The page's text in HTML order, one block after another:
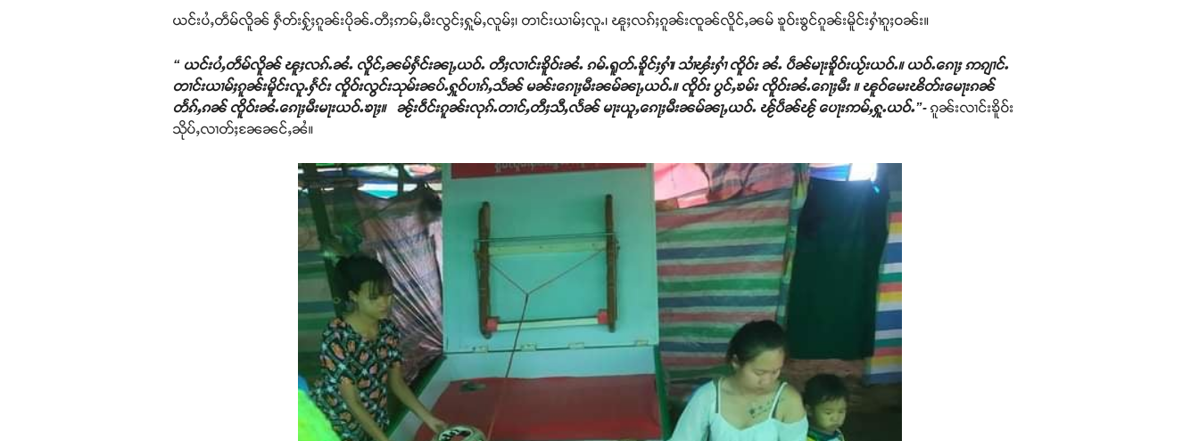
ယင်းပႆႇတဵမ်လိူၼ် ႁဵတ်းႁႂ်ႈၵူၼ်းပိုၼ်ႉတီႈဢမ်ႇမီးလွင်ႈႁူမ်ႇလူမ်ႈ၊ တၢင်းယၢမ်ႈလူႉ၊ ၽူႈလၵ်ႈၵူၼ်းၸူၼ်လိူင်ႇၼမ် ၶူဝ်းၶွင်ၵူၼ်းမိူင်းႁၢႆၵူႈဝၼ်း။
“ ယင်းပႆႇတဵမ်လိူၼ် ၽူႈလၵ်ႉၼႆႉ လိူင်ႇၼမ်ႁႅင်းၼႃႇယဝ်ႉ တီႈလၢင်းၶိူဝ်းၼႆႉ ၵမ်ႉရူတ်ႉၶိူင်ႈႁၢႆ၊ သၢႆၾႆးႁၢႆ ၸိူဝ်း ၼႆႉ ပဵၼ်မႃးၶိူဝ်းယႂ်းယဝ်ႉ။ ယဝ်ႉၵေႃႈ ဢၵျၢင်ႉ
တၢင်းယၢမ်ႈၵူၼ်းမိူင်းလူႉႁႅင်း ၸိူဝ်းလွင်းသုမ်းၼပ်ႉႁူဝ်ပၢၵ်ႇသႅၼ် မၼ်းၵေႃႈမီးၼမ်ၼႃႇယဝ်ႉ။ ၸိူဝ်း ပွင်ႇၶမ်း ၸိူဝ်းၼႆႉၵေႃႈမီး ။ ၽူဝ်မေးၽိတ်းမေႃးၵၼ်
တႅၵ်ႇၵၼ် ၸိူဝ်းၼႆႉၵေႃႈမီးမႃးယဝ်ႉၶႃႈ။ ၼႂ်းဝဵင်းၵူၼ်းလုၵ်ႉတၢင်ႇတီႈသီႇလႅၼ် မႃးယူႇၵေႃႈမီးၼမ်ၼႃႇယဝ်ႉ ၽႂ်ပဵၼ်ၽႂ် ပေႃးဢမ်ႇႁူႉယဝ်ႉ”- ၵူၼ်းလၢင်းၶိူဝ်း
သိုပ်ႇလၢတ်ႈၼႄၼင်ႇၼႆ။